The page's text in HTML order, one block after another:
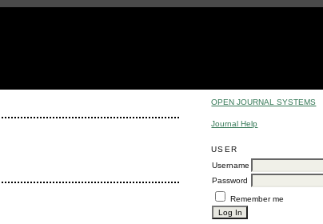
OPEN JOURNAL SYSTEMS
Journal Help
USER
Username
Password
Remember me